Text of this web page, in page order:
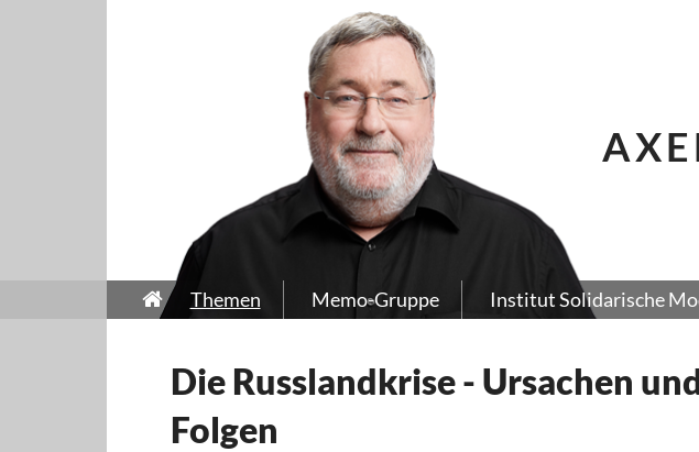
Themen Memo-Gruppe Institut Solidarische
Die Russlandkrise - Ursachen
Folgen